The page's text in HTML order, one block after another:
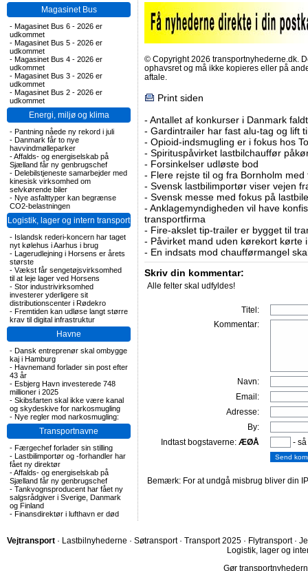
Magasinet Bus
- Magasinet Bus 6 - 2026 er
udkommet
- Magasinet Bus 5 - 2026 er
udkommet
- Magasinet Bus 4 - 2026 er
udkommet
- Magasinet Bus 3 - 2026 er
udkommet
- Magasinet Bus 2 - 2026 er
udkommet
Energi, miljø og klima
- Pantning nåede ny rekord i juli
- Danmark får to nye
havvindmølleparker
-Affalds- og energiselskab på
Sjælland får ny genbrugschef
- Delebilstjeneste samarbejder med
kinesisk virksomhed om
selvkørende biler
- Nye asfalttyper kan begrænse
CO2-belastningen
Logistik, lager og intern transport
- Islandsk rederi-koncern har taget
nyt kølehus i Aarhus i brug
- Lagerudlejning i Horsens er årets
største
- Vækst får sengetøjsvirksomhed
til at leje lager ved Horsens
- Stor industrivirksomhed
investerer yderligere sit
distributionscenter i Rødekro
- Fremtiden kan udløse langt større
krav til digital infrastruktur
Havne
- Dansk entreprenør skal ombygge
kaj i Hamburg
- Havnemand forlader sin post efter
43 år
- Esbjerg Havn investerede 748
millioner i 2025
- Skibsfarten skal ikke være kanal
og skydeskive for narkosmugling
- Nye regler mod narkosmugling:
Transportnavne
- Færgechef forlader sin stilling
- Lastbilimportør og -forhandler har
fået ny direktør
-Affalds- og energiselskab på
Sjælland får ny genbrugschef
- Tankvognsproducent har fået ny
salgsrådgiver i Sverige, Danmark
og Finland
- Finansdirektør i lufthavn er død
© Copyright 2026 transportnyhederne.dk.
ophavsret og må ikke kopieres eller på
aftale.
Print siden
- Antallet af konkurser i Danmark
- Gardintrailer har fast alu-tag og lift
- Opioid-indsmugling er i fokus hos
- Spirituspåvirket lastbilchauffør
- Forsinkelser udløste bod
- Flere rejste til og fra Bornholm
- Svensk lastbilimportør viser vejen
- Svensk messe med fokus på
- Anklagemyndigheden vil have
transportfirma
- Fire-akslet tip-trailer er bygget til
- Påvirket mand uden kørekort kørte
- En indsats mod chaufførmangel
Skriv din kommentar:
Alle felter skal udfyldes!
Titel:
Kommentar:
Navn:
Email:
Adresse:
By:
Indtast bogstaverne: ÆØÅ -
Bemærk: For at undgå misbrug bliver din
Vejtransport · Lastbilnyhederne · Søtransport · Transport 2025 · Flytransport ·
Logistik, lager og
Gør